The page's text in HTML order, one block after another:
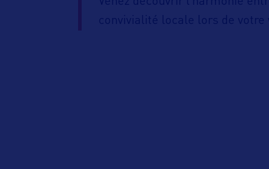
convivialité locale lors de votre